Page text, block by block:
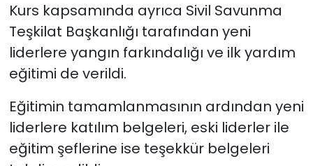
Kurs kapsamında ayrıca Sivil Savunma
Teşkilat Başkanlığı tarafından yeni
liderlere yangın farkındalığı ve ilk yardım
eğitimi de verildi.
Eğitimin tamamlanmasının ardından yeni
liderlere katılım belgeleri, eski liderler ile
eğitim şeflerine ise teşekkür belgeleri
Yazarlar